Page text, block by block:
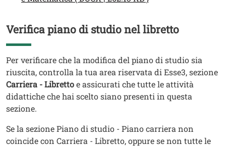
Titolo
Verifica piano di studio nel libretto
Testo
Per verificare che la modifica del piano di studio sia
riuscita, controlla la tua area riservata di Esse3, sezione
Carriera - Librettoe assicurati che tutte le attività
didattiche che hai scelto siano presenti in questa
sezione.
Se la sezione Piano di studio - Piano carriera non
coincide con Carriera - Libretto, oppure se non tutte le